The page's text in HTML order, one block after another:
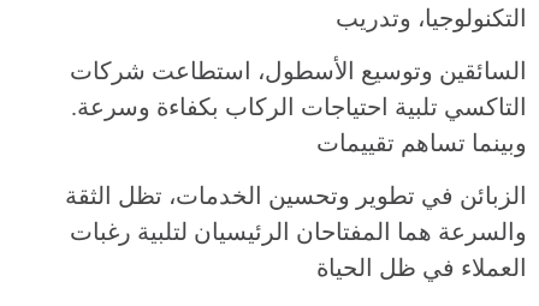
التكنولوجيا، وتدريب
السائقين وتوسيع الأسطول، استطاعت شركات
التاكسي تلبية احتياجات الركاب بكفاءة وسرعة.
وبينما تساهم تقييمات
الزبائن في تطوير وتحسين الخدمات، تظل الثقة
والسرعة هما المفتاحان الرئيسيان لتلبية رغبات
العملاء في ظل الحياة